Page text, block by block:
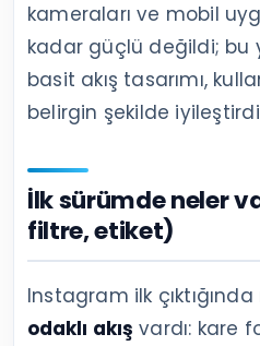
kameraları ve mobil
kadar güçlü değildi; bu
basit akış tasarımı,
belirgin şekilde
İlk sürümde neler
filtre, etiket)
Instagram ilk
odaklı akış vardı: kare